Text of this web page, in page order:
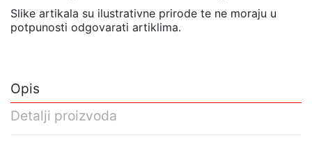
Slike artikala su ilustrativne prirode te ne moraju u
potpunosti odgovarati artiklima.
Opis
Detalji proizvoda